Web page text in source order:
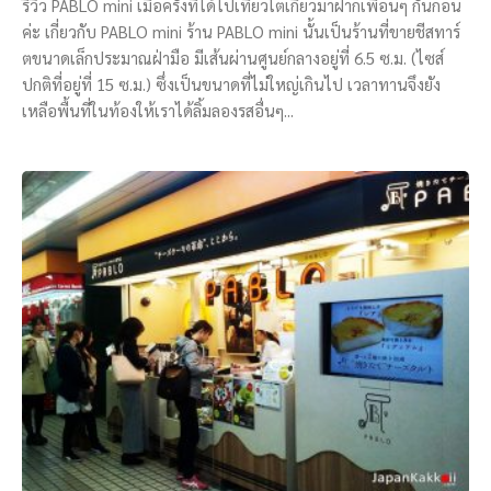
รีวิว PABLO mini เมื่อครั้งที่ได้ไปเที่ยวโตเกียวมาฝากเพื่อนๆ กันก่อน
ค่ะ เกี่ยวกับ PABLO mini ร้าน PABLO mini นั้นเป็นร้านที่ขายชีสทาร์
ตขนาดเล็กประมาณฝ่ามือ มีเส้นผ่านศูนย์กลางอยู่ที่ 6.5 ซ.ม. (ไซส์
ปกติที่อยู่ที่ 15 ซ.ม.) ซึ่งเป็นขนาดที่ไม่ใหญ่เกินไป เวลาทานจึงยัง
เหลือพื้นที่ในท้องให้เราได้ลิ้มลองรสอื่นๆ...